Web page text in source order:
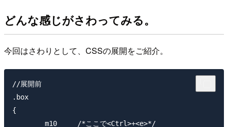
どんな感じがさわってみる。
今回はさわりとして、CSSの展開をご紹介。
//展開前
.box
{